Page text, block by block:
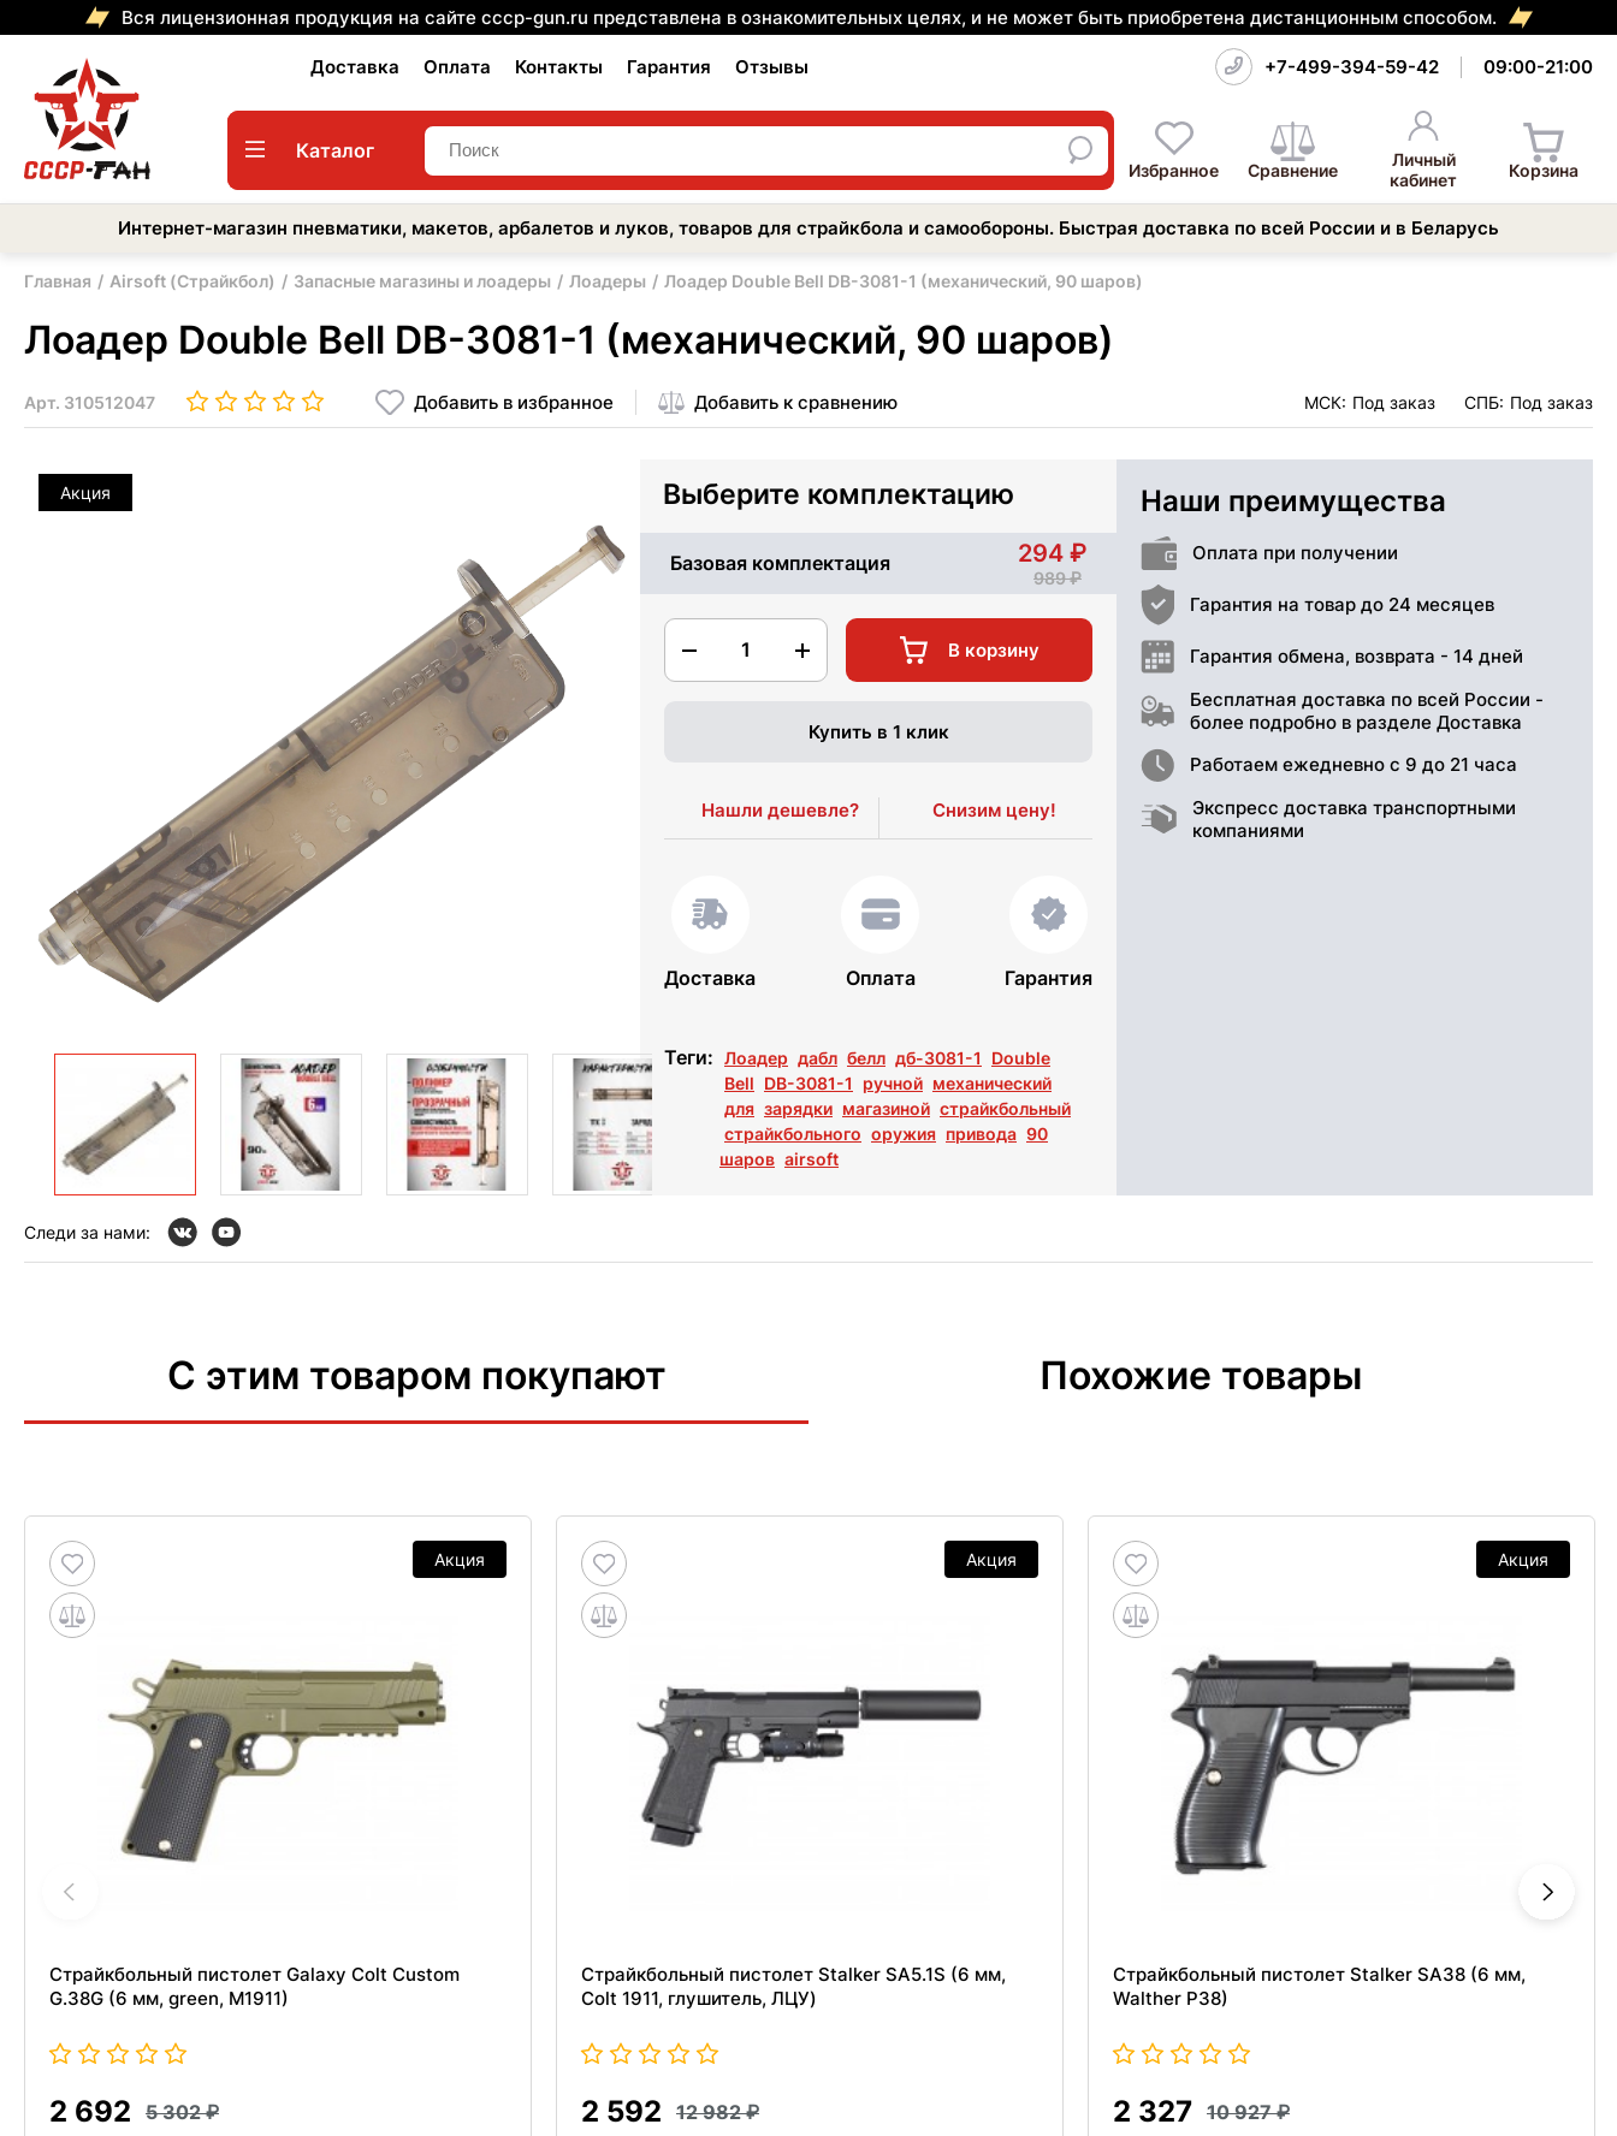
Вся лицензионная продукция на сайте cccp-gun.ru представлена в ознакомительных целях, и не может быть приобретена дистанционным способом.
Доставка Оплата Контакты Гарантия Отзывы +7-499-394-59-42 09:00-21:00
Каталог
Избранное Сравнение
Личный
кабинет
Корзина
Интернет-магазин пневматики, макетов, арбалетов и луков, товаров для страйкбола и самообороны. Быстрая доставка по всей России и в Беларусь
Главная Airsoft (Страйкбол) Запасные магазины и лоадеры Лоадеры Лоадер Double Bell DB-3081-1 (механический, 90 шаров)
Лоадер Double Bell DB-3081-1 (механический, 90 шаров)
Арт. 310512047 Добавить в избранное Добавить к сравнению МСК: Под заказ СПБ: Под заказ
Акция Выберите комплектацию
Базовая комплектация 294
989
1 В корзину
Купить в 1 клик
Нашли дешевле? Снизим цену!
Доставка Оплата Гарантия
Теги: Лоадер дабл белл дб-3081-1
Double
Bell DB-3081-1 ручной механический
для зарядки магазиной страйкбольный
страйкбольного оружия привода 90
шаров airsoft
Наши преимущества
Оплата при получении
Гарантия на товар до 24 месяцев
Гарантия обмена, возврата - 14 дней
Бесплатная доставка по всей России -
более подробно в разделе Доставка
Работаем ежедневно с 9 до 21 часа
Экспресс доставка транспортными
компаниями
Следи за нами:
С этим товаром покупают Похожие товары
Акция
Страйкбольный пистолет Galaxy Colt Custom
G.38G (6 мм, green, M1911)
2 692 5 302
Акция
Страйкбольный пистолет Stalker SA5.1S (6 мм,
Colt 1911, глушитель, ЛЦУ)
2 592 12 982
Акция
Страйкбольный пистолет Stalker SA38 (6 мм,
Walther P38)
2 327 10 927